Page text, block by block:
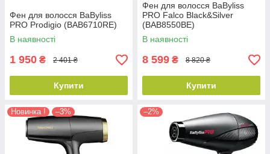
Фен для волосся BaByliss
PRO Prodigio (BAB6710RE)
В наявності
1 950 ₴ 2 401 ₴
Купити
Фен для волосся BaByliss
PRO Falco Black&Silver
(BAB8550BE)
В наявності
8 599 ₴ 8 820 ₴
Купити
Новинка ! –3% –2%